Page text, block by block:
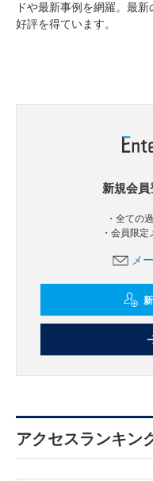
ドや最新事例を網羅。最
好評を得ています。
新規会員
・全ての
・会員限
メ
アクセスランキン